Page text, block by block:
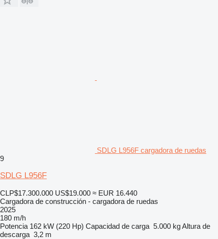
SDLG L956F cargadora de ruedas
9
SDLG L956F
CLP$17.300.000 US$19.000 ≈ EUR 16.440
Cargadora de construcción - cargadora de ruedas
2025
180 m/h
Potencia 162 kW (220 Hp) Capacidad de carga 5.000 kgAltura de
descarga 3,2 m